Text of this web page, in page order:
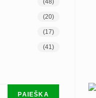
(48)
(20)
(17)
(41)
PAIEŠKA